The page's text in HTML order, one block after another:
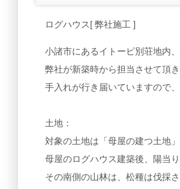
ログハウス[ 弊社施工 ]
小諸市にあるイトーピ別荘地内
弊社が新築時から担当させて頂
手入れが行き届いていますので
土地：
対象の土地は「母屋の建つ土地
母屋のログハウス建築後、陽当
その南側の山林は、松種は伐採